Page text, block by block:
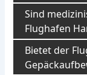
Sind
Flughafen
Bietet der